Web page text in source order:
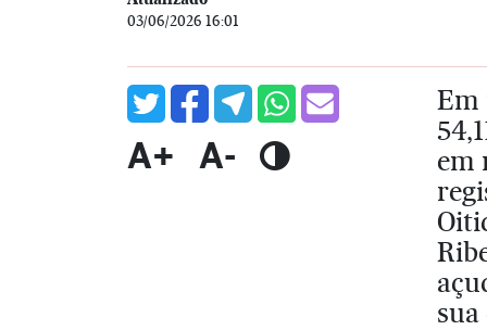
03/06/2026 16:01
A+ A-
Em
em
sua